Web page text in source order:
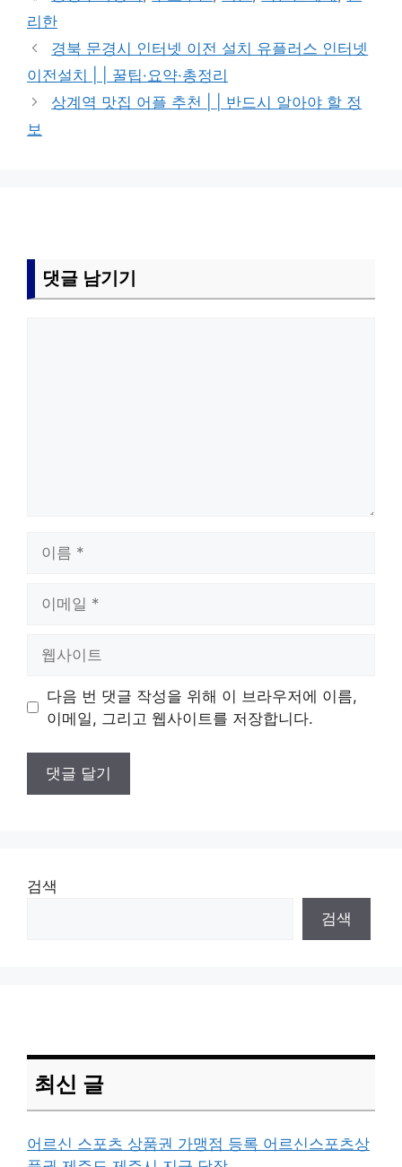
고
리
그
리한
경북 문경시 인터넷 이전 설치 유플러스 인터넷
이전설치 | | 꿀팁·요약·총정리
상계역 맛집 어플 추천 | | 반드시 알아야 할 정
보
댓글 남기기
트
다음 번 댓글 작성을 위해 이 브라우저에 이름,
이메일, 그리고 웹사이트를 저장합니다.
검색
검색
최신 글
어르신 스포츠 상품권 가맹점 등록 어르신스포츠상